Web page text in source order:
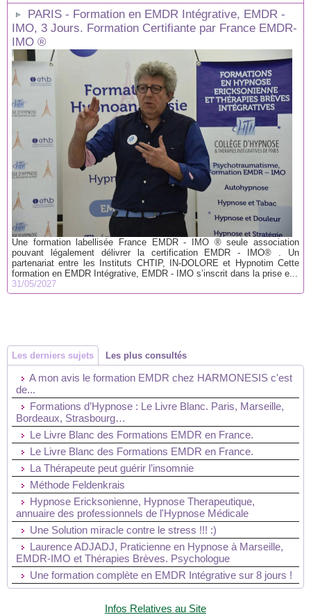
PARIS - Formation en EMDR Intégrative, EMDR -
IMO, 3 Jours. Formation Certifiante par France EMDR-
IMO ®
Une formation labellisée France EMDR - IMO ® seule association
pouvant légalement délivrer la certification EMDR - IMO® . Un
partenariat entre les Instituts CHTIP, IN-DOLORE et Hypnotim Cette
formation en EMDR Intégrative, EMDR - IMO s’inscrit dans la prise e...
31/05/2027
Les derniers sujets Les plus consultés
A mon avis le formation EMDR chez HARMONESIS c'est
de...
Formations d’Hypnose : Le Livre Blanc. Paris, Marseille,
Bordeaux, Strasbourg…
Le Livre Blanc des Formations EMDR en France.
Le Livre Blanc des Formations EMDR en France.
La Thérapeute peut guérir l’insomnie
Méthode Feldenkrais
Hypnose Ericksonienne, Hypnose Therapeutique,
annuaire des professionnels de l'Hypnose Médicale
Une Solution miracle contre le stress !!! :)
Laurence ADJADJ, Praticienne en Hypnose à Marseille,
EMDR-IMO et Thérapies Brèves. Psychologue
Une formation complète en EMDR Intégrative sur 8 jours !
Infos Relatives au Site